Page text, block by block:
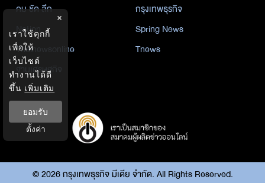
คม ชัด ลึก
กรุงเทพธุรกิจ
Nation
Spring News
Thainewsonline
Tnews
ฐานเศรษฐกิจ
©2026กรุงเทพธุรกิจ มีเดีย จำกัด. All Rights Reserved.
×
เราใช้คุกกี้
เพื่อให้
เว็บไซต์
ทำงานได้ดี
ขึ้น เพิ่มเติม
ยอมรับ
ตั้งค่า